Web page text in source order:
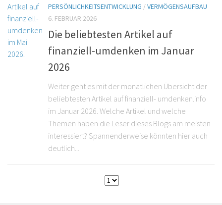
PERSÖNLICHKEITSENTWICKLUNG /VERMÖGENSAUFBAU
6. FEBRUAR 2026
Die beliebtesten Artikel auf
finanziell-umdenken im Januar
2026
Weiter geht es mit der monatlichen Übersicht der
beliebtesten Artikel auf finanziell- umdenken.info
im Januar 2026. Welche Artikel und welche
Themen haben die Leser dieses Blogs am meisten
interessiert? Spannenderweise könnten hier auch
deutlich...